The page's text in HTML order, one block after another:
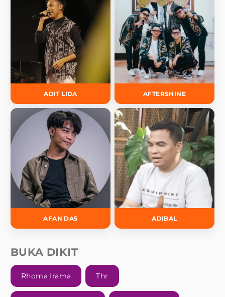
ADIT LIDA AFTERSHINE
AFAN DA5 ADIBAL
BUKA DIKIT
Rhoma Irama Thr